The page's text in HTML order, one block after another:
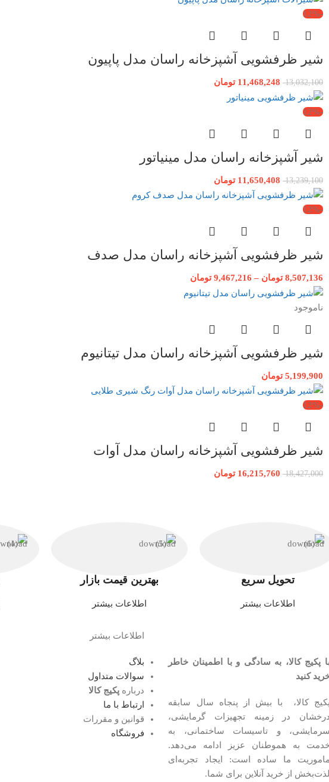
-12%
شیر ظرفشویی آشپزخانه راسان مدل پاپیون
13,032,100
11,468,248 تومان
-12%
شیر آشپزخانه راسان مدل مینیاتور
13,239,100
11,650,408 تومان
-12%
شیر ظرفشویی آشپزخانه راسان مدل صدف
8,507,136 تومان –
9,467,216 تومان
ناموجود
شیر ظرفشویی آشپزخانه راسان مدل تیتانیوم
5,199,900 تومان
-12%
شیر ظرفشویی آشپزخانه راسان مدل آوات
18,427,000
16,215,760 تومان
تحویل سریع
اطلاعات بیشتر
بهترین قیمت بازار
اطلاعات بیشتر
پکیج کالا، به سادگی و با اطمینان خاطر
کنید
کالا، با بیش از پنجاه سال سابقه
در زمینه تجهیزات گرمایشی،
و تاسیسات ساختمانی، به
به هموطنان عزیز ادامه می‌دهد.
ما ساده است: ایجاد تجربه‌ای
از خرید آنلاین برای شما.
اطلاعات بیشتر
بلاگ
سوالات متداول
درباره پکیج کالا
ارتباط با ما
قوانین و مقررات
فروشگاه